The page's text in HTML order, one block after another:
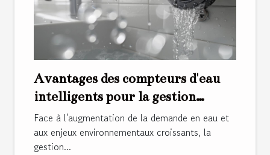
Avantages des compteurs d'eau
intelligents pour la gestion
efficace de l'eau
Face à l'augmentation de la demande en eau et
aux enjeux environnementaux croissants, la
gestion...